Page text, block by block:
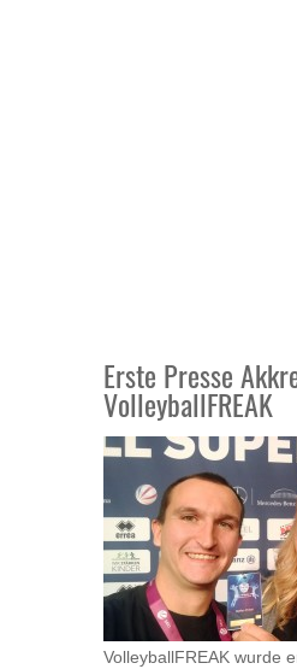
Erste Presse
VolleyballFREAK
VolleyballFREAK wurde